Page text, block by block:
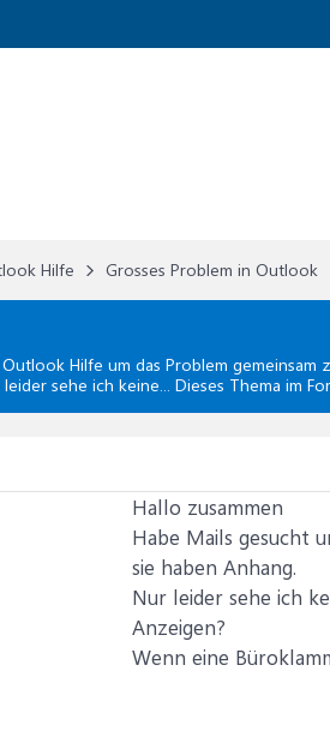
Hilfe Grosses Problem in Outlook
Hilfe um das Problem gemeinsam
sehe ich keine... Dieses Thema im
Hallo zusammen
Habe Mails gesucht
sie haben Anhang.
Nur leider sehe ich
Anzeigen?
Wenn eine